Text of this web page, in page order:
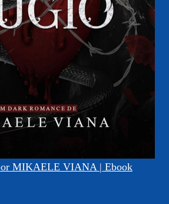
MIKAELE VIANA | Ebook